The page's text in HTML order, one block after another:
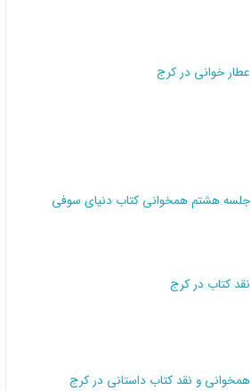
عطار خوانی در کرج
جلسه هشتم همخوانی کتاب دنیای سوفی
نقد کتاب در کرج
همخوانی و نقد کتاب داستانی در کرج